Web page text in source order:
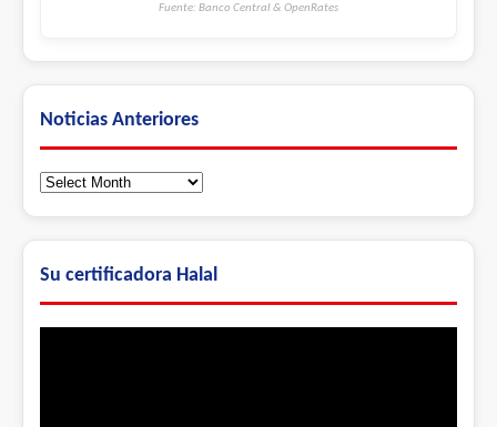
Fuente: Banco Central & OpenRates
Noticias Anteriores
Noticias
Su certificadora Halal